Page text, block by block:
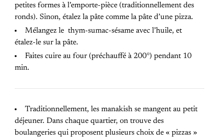
petites formes à l’emporte-pièce (traditionnellement des
ronds). Sinon, étalez la pâte comme la pâte d’une pizza.
Mélangez le thym-sumac-sésame avec l’huile, et
étalez-le sur la pâte.
Faites cuire au four (préchauffé à 200°) pendant 10
min.
Traditionnellement, les manakish se mangent au petit
déjeuner. Dans chaque quartier, on trouve des
boulangeries qui proposent plusieurs choix de « pizzas »